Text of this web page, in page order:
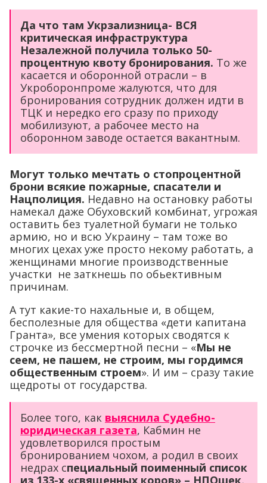
Да что там Укрзализница- ВСЯ
критическая инфраструктура
Незалежной получила только 50-
процентную квоту бронирования. То же
касается и оборонной отрасли – в
Укроборонпроме жалуются, что для
бронирования сотрудник должен идти в
ТЦК и нередко его сразу по приходу
мобилизуют, а рабочее место на
оборонном заводе остается вакантным.
Могут только мечтать о стопроцентной
брони всякие пожарные, спасатели и
Нацполиция. Недавно на остановку работы
намекал даже Обуховский комбинат, угрожая
оставить без туалетной бумаги не только
армию, но и всю Украину – там тоже во
многих цехах уже просто некому работать, а
женщинами многие производственные
участки не заткнешь по обьективным
причинам.
А тут какие-то нахальные и, в общем,
бесполезные для общества «дети капитана
Гранта», все умения которых сводятся к
строчке из бессмертной песни – «Мы не
сеем, не пашем, не строим, мы гордимся
общественным строем». И им – сразу такие
щедроты от государства.
Более того, как выяснила Судебно-
юридическая газета, Кабмин не
удовлетворился простым
бронированием чохом, а родил в своих
недрах специальный поименный список
из 133-х «священных коров» – НПОшек,